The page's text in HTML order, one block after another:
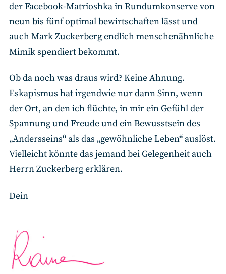
der Facebook-Matrioshka in Rundumkonserve von
neun bis fünf optimal bewirtschaften lässt und
auch Mark Zuckerberg endlich menschenähnliche
Mimik spendiert bekommt.
Ob da noch was draus wird? Keine Ahnung.
Eskapismus hat irgendwie nur dann Sinn, wenn
der Ort, an den ich flüchte, in mir ein Gefühl der
Spannung und Freude und ein Bewusstsein des
„Andersseins“ als das „gewöhnliche Leben“ auslöst.
Vielleicht könnte das jemand bei Gelegenheit auch
Herrn Zuckerberg erklären.
Dein